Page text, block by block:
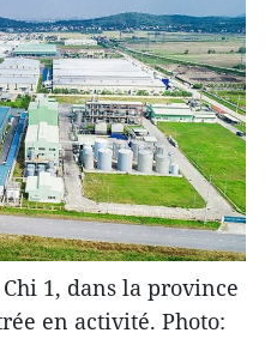
1, dans la province
en activité. Photo: